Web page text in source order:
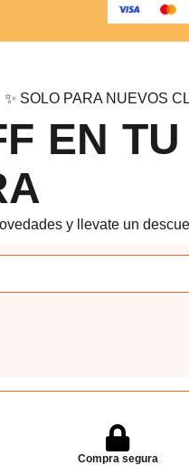
✨ SOLO PARA NUEVOS
EN
y llevate un
Compra segura